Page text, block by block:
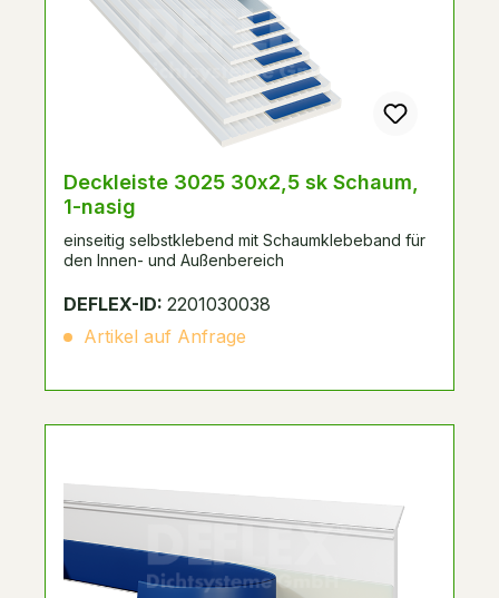
Deckleiste 3025 30x2,5 sk Schaum,
1-nasig
einseitig selbstklebend mit Schaumklebeband für
den Innen- und Außenbereich
DEFLEX-ID: 2201030038
Artikel auf Anfrage